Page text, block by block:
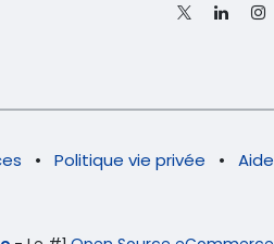
• Politique vie privée • Aide